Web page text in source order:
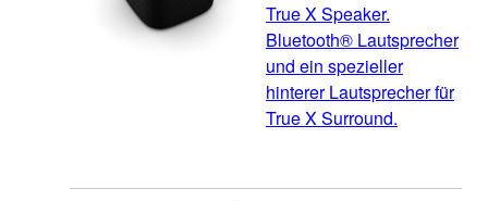
True X Speaker.
Bluetooth® Lautsprecher
und ein spezieller
hinterer Lautsprecher für
True X Surround.